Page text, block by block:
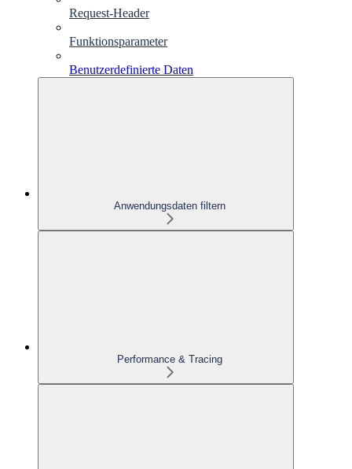
Request-Header
Funktionsparameter
Benutzerdefinierte Daten
Anwendungsdaten filtern
Performance & Tracing